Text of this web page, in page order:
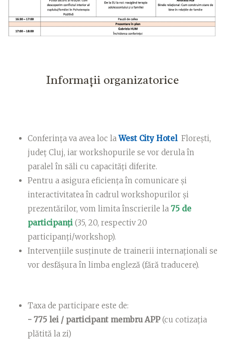
Informații organizatorice
Conferința va avea loc laWest City Hotel Florești,
județ Cluj, iar workshopurile se vor derula în
paralel în săli cu capacități diferite.
Pentru a asigura eficiența în comunicare și
interactivitatea în cadrul workshopurilor și
prezentărilor, vom limita înscrierile la 75 de
participanți (35, 20, respectiv 20
participanți/workshop).
Intervențiile susținute de trainerii internaționali se
vor desfășura în limba engleză (fără traducere).
Taxa de participare este de:
- 775 lei / participant membru APP(cu cotizația
plătită la zi)